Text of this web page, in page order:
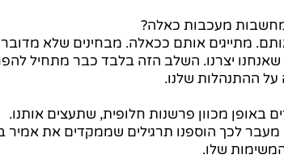
מעכבות כאלה?
מתייגים אותם ככאלה. מבחינים שלא
שאנחנו יצרנו. השלב הזה בלבד כבר מתחיל
ההתנהלות שלנו.
באופן מכוון פרשנות חלופית, שתעצים אותנו.
מעבר לכך הוספנו תרגילים שממקדים את
שלו.